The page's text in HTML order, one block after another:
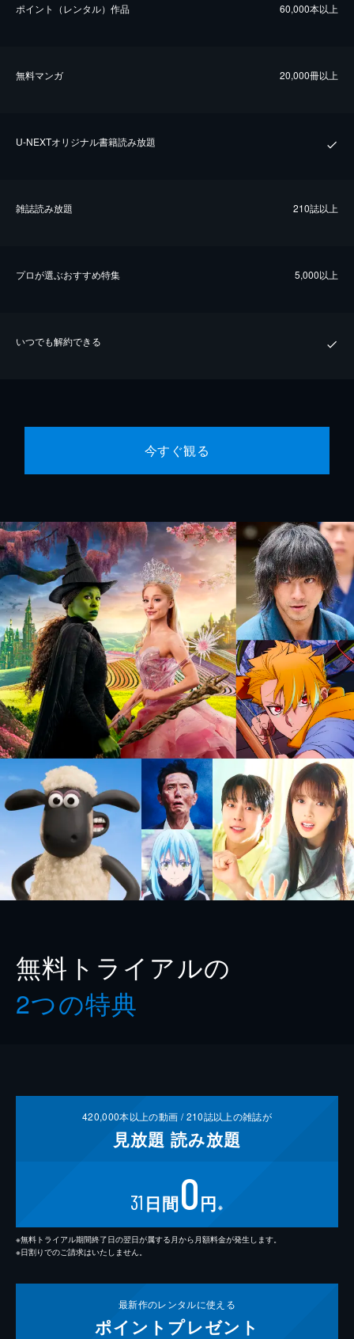
ポイント（レンタル）作品 60,000本以上
無料マンガ 20,000冊以上
U-NEXTオリジナル書籍読み放題
雑誌読み放題 210誌以上
プロが選ぶおすすめ特集 5,000以上
いつでも解約できる
今すぐ観る
無料トライアルの
2つの特典
420,000本以上の動画 /210誌以上の雑誌が
見放題 読み放題
31 日間0円 ※
※無料トライアル期間終了日の翌日が属する月から月額料金が発生します。
※日割りでのご請求はいたしません。
最新作のレンタルに使える
ポイント プレゼント